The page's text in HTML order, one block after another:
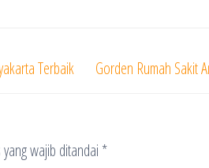
Terbaik Gorden Rumah Sakit
yang wajib ditandai *